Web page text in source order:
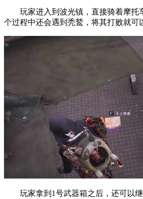
玩家进入到波光镇，直接骑着摩托车
个过程中还会遇到秃鹫，将其打败就可
玩家拿到1号武器箱之后，还可以继